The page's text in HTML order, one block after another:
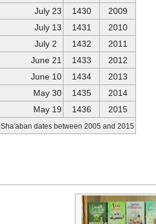
2009
1430
23 July
2010
1431
13 July
2011
1432
2012
1433
21 June
2013
1434
10 June
2014
1435
30 May
2015
1436
19 May
Sha'aban dates between 2005 and 2015